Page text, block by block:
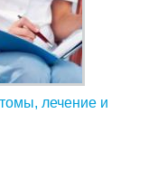
лечение и